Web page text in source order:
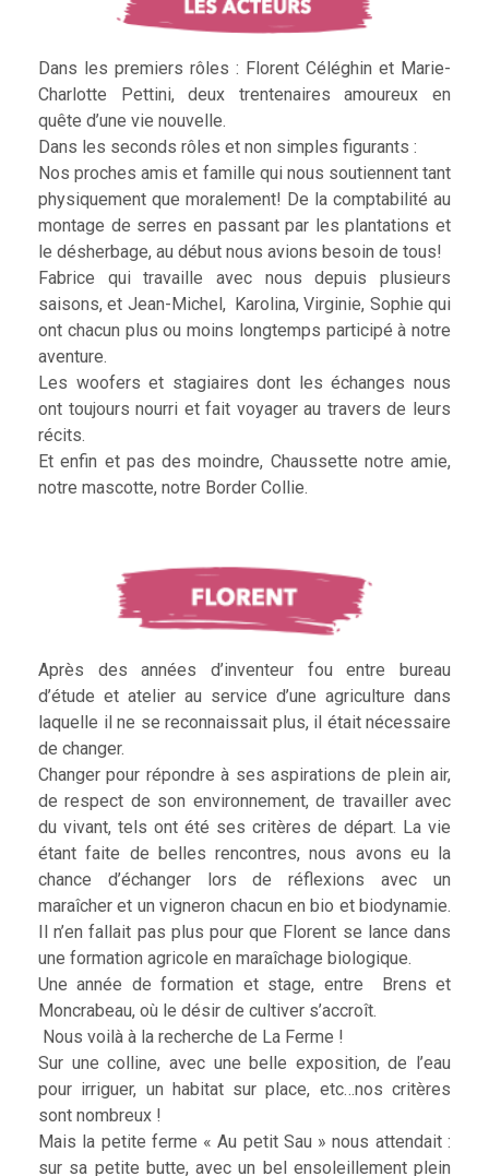
Dans les premiers rôles : Florent Céléghin et Marie-
Charlotte Pettini, deux trentenaires amoureux en
quête d’une vie nouvelle.
Dans les seconds rôles et non simples figurants :
Nos proches amis et famille qui nous soutiennent tant
physiquement que moralement! De la comptabilité au
montage de serres en passant par les plantations et
le désherbage, au début nous avions besoin de tous!
Fabrice qui travaille avec nous depuis plusieurs
saisons, et Jean-Michel, Karolina, Virginie, Sophie qui
ont chacun plus ou moins longtemps participé à notre
aventure.
Les woofers et stagiaires dont les échanges nous
ont toujours nourri et fait voyager au travers de leurs
récits.
Et enfin et pas des moindre, Chaussette notre amie,
notre mascotte, notre Border Collie.
Après des années d’inventeur fou entre bureau
d’étude et atelier au service d’une agriculture dans
laquelle il ne se reconnaissait plus, il était nécessaire
de changer.
Changer pour répondre à ses aspirations de plein air,
de respect de son environnement, de travailler avec
du vivant, tels ont été ses critères de départ. La vie
étant faite de belles rencontres, nous avons eu la
chance d’échanger lors de réflexions avec un
maraîcher et un vigneron chacun en bio et biodynamie.
Il n’en fallait pas plus pour que Florent se lance dans
une formation agricole en maraîchage biologique.
Une année de formation et stage, entre Brens et
Moncrabeau, où le désir de cultiver s’accroît.
Nous voilà à la recherche de La Ferme !
Sur une colline, avec une belle exposition, de l’eau
pour irriguer, un habitat sur place, etc…nos critères
sont nombreux !
Mais la petite ferme « Au petit Sau » nous attendait :
sur sa petite butte, avec un bel ensoleillement plein